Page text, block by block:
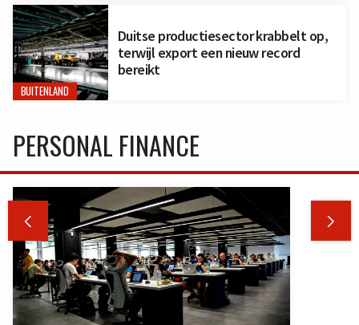
BUITENLAND
Duitse productiesector krabbelt op,
terwijl export een nieuw record
bereikt
PERSONAL FINANCE
 